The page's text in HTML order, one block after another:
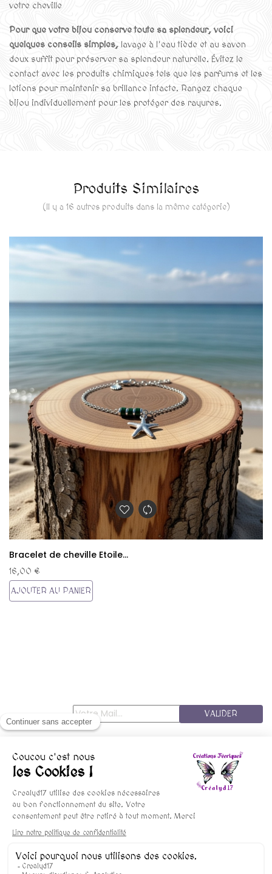
votre cheville
Pour que votre bijou conserve toute sa splendeur, voici
quelques conseils simples, lavage à l'eau tiède et au savon
doux suffit pour préserver sa splendeur naturelle. Évitez le
contact avec les produits chimiques tels que les parfums et les
lotions pour maintenir sa brillance intacte. Rangez chaque
bijou individuellement pour les protéger des rayures.
Produits Similaires
(Il y a 16 autres produits dans la même catégorie)
Bracelet de cheville Etoile...
16,00 €
AJOUTER AU PANIER
VALIDER
© copyright 2015-2025 Crealyd17 - Les FéesMininines
Mentions Légales Conditions De Vente